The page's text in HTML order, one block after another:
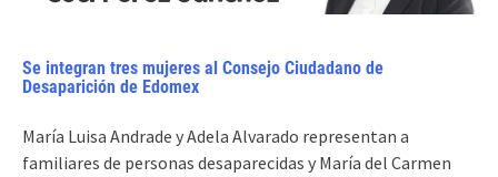
Se integran tres mujeres al Consejo Ciudadano de
Desaparición de Edomex
María Luisa Andrade y Adela Alvarado representan a
familiares de personas desaparecidas y María del Carmen